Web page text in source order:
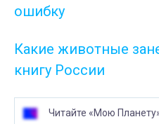
ошибку
Какие животные
книгу России
Читайте «Мою